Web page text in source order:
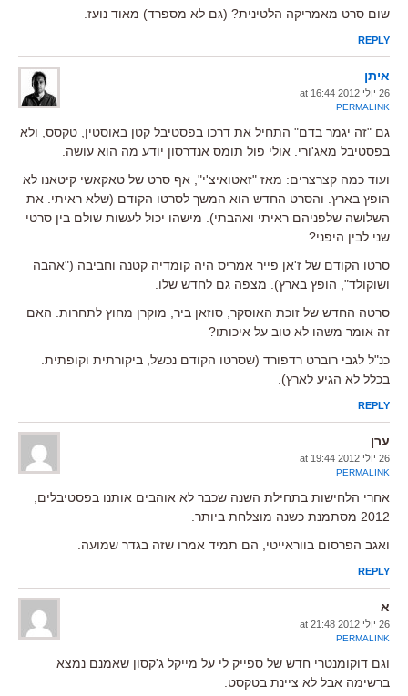
שום סרט מאמריקה הלטינית? (גם לא מספרד) מאוד נועז.
REPLY
איתן
26 יולי 2012 at 16:44
PERMALINK
גם "זה יגמר בדם" התחיל את דרכו בפסטיבל קטן באוסטין, טקסס, ולא
בפסטיבל מאג'ורי. אולי פול תומס אנדרסון יודע מה הוא עושה.
ועוד כמה קצרצרים: מאז "זאטואיצ'י", אף סרט של טאקאשי קיטאנו לא
הופץ בארץ. והסרט החדש הוא המשך לסרטו הקודם (שלא ראיתי. את
השלושה שלפניהם ראיתי ואהבתי). מישהו יכול לעשות שולם בין סרטי
שני לבין היפני?
סרטו הקודם של ז'אן פייר אמריס היה קומדיה קטנה וחביבה ("אהבה
ושוקולד", הופץ בארץ). מצפה גם לחדש שלו.
סרטה החדש של זוכת האוסקר, סוזאן ביר, מוקרן מחוץ לתחרות. האם
זה אומר משהו לא טוב על איכותו?
כנ"ל לגבי רוברט רדפורד (שסרטו הקודם נכשל, ביקורתית וקופתית.
בכלל לא הגיע לארץ).
REPLY
ערן
26 יולי 2012 at 19:44
PERMALINK
אחרי הלחישות בתחילת השנה שכבר לא אוהבים אותנו בפסטיבלים,
2012 מסתמנת כשנה מוצלחת ביותר.
ואגב הפרסום בווראייטי, הם תמיד אמרו שזה בגדר שמועה.
REPLY
א
26 יולי 2012 at 21:48
PERMALINK
וגם דוקומנטרי חדש של ספייק לי על מייקל ג'קסון שאמנם נמצא
ברשימה אבל לא ציינת בטקסט.